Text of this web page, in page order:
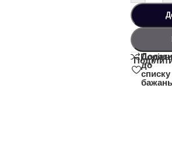
Додати
до
списку
бажань